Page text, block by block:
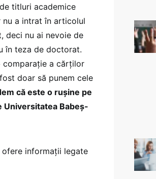
titluri academice
nu a intrat în articolul
deci nu ai nevoie de
în teza de doctorat.
comparație a cărților
doar să punem cele
că este o rușine pe
Universitatea Babeș-
ofere informații legate